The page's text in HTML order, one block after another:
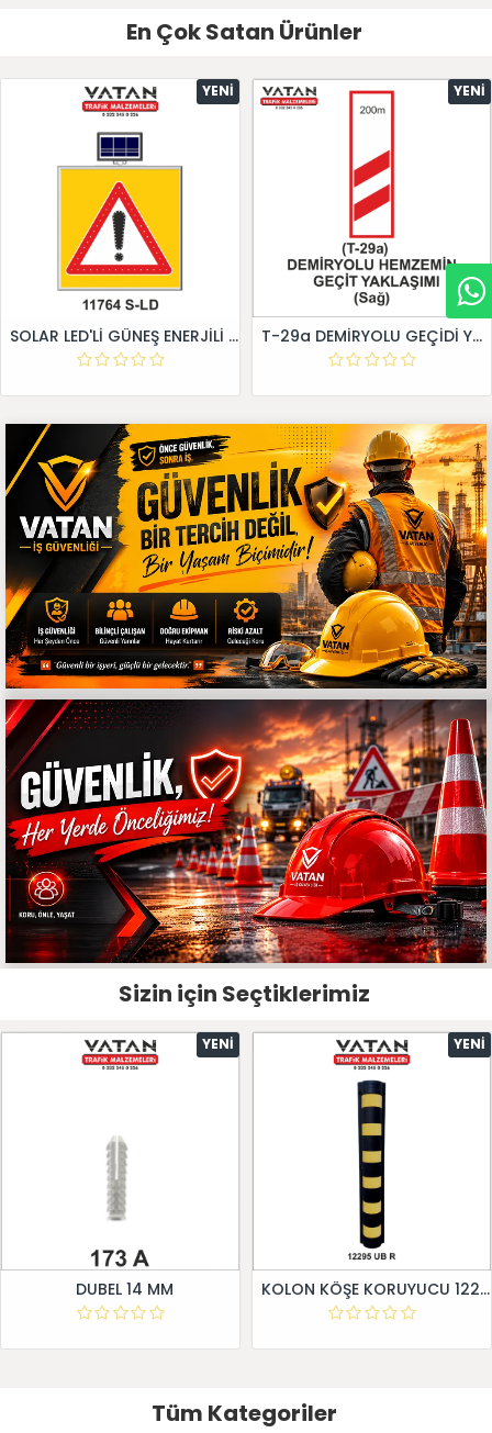
En Çok Satan Ürünler
YENI
SOLAR LED'Lİ GÜNEŞ ENERJİLİ LEVHA
YENI
T-29a DEMİRYOLU GEÇİDİ YAKLAŞIM LEVHALARI (Sağ)
Sizin için Seçtiklerimiz
YENI
DUBEL 14 MM
YENI
KOLON KÖŞE KORUYUCU 12295 UB R
Tüm Kategoriler